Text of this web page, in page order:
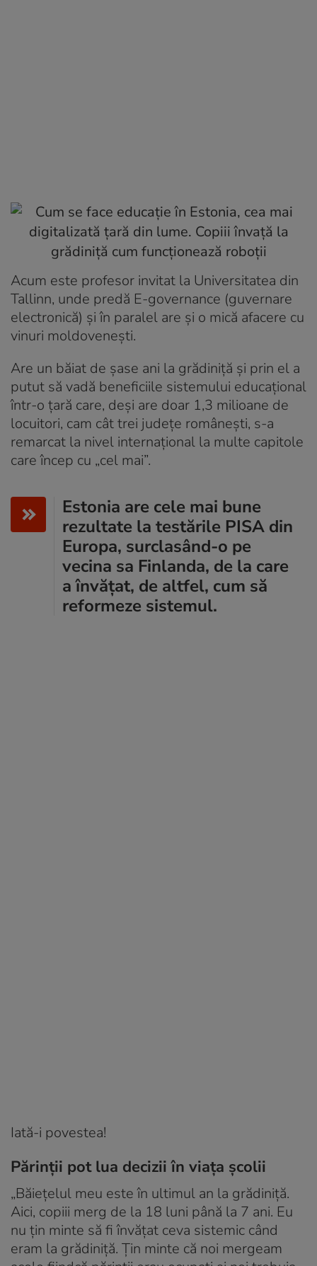
Acum este profesor invitat la Universitatea din
Tallinn, unde predă E-governance (guvernare
electronică) și în paralel are și o mică afacere cu
vinuri moldovenești.
Are un băiat de șase ani la grădiniță și prin el a
putut să vadă beneficiile sistemului educațional
într-o țară care, deși are doar 1,3 milioane de
locuitori, cam cât trei județe românești, s-a
remarcat la nivel internațional la multe capitole
care încep cu „cel mai”.
Estonia are cele mai bune
rezultate la testările PISA din
Europa, surclasând-o pe
vecina sa Finlanda, de la care
a învățat, de altfel, cum să
reformeze sistemul.
Iată-i povestea!
Părinții pot lua decizii în viața școlii
„Băiețelul meu este în ultimul an la grădiniță.
Aici, copiii merg de la 18 luni până la 7 ani. Eu
nu țin minte să fi învățat ceva sistemic când
eram la grădiniță. Țin minte că noi mergeam